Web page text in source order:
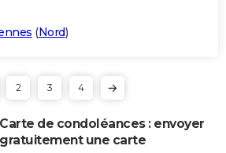
(Nord)
2 3 4
Carte de condoléances : envoyer
gratuitement une carte